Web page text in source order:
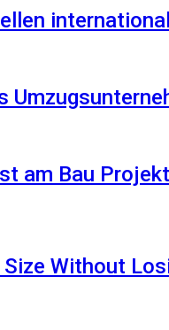
am Bau
Without